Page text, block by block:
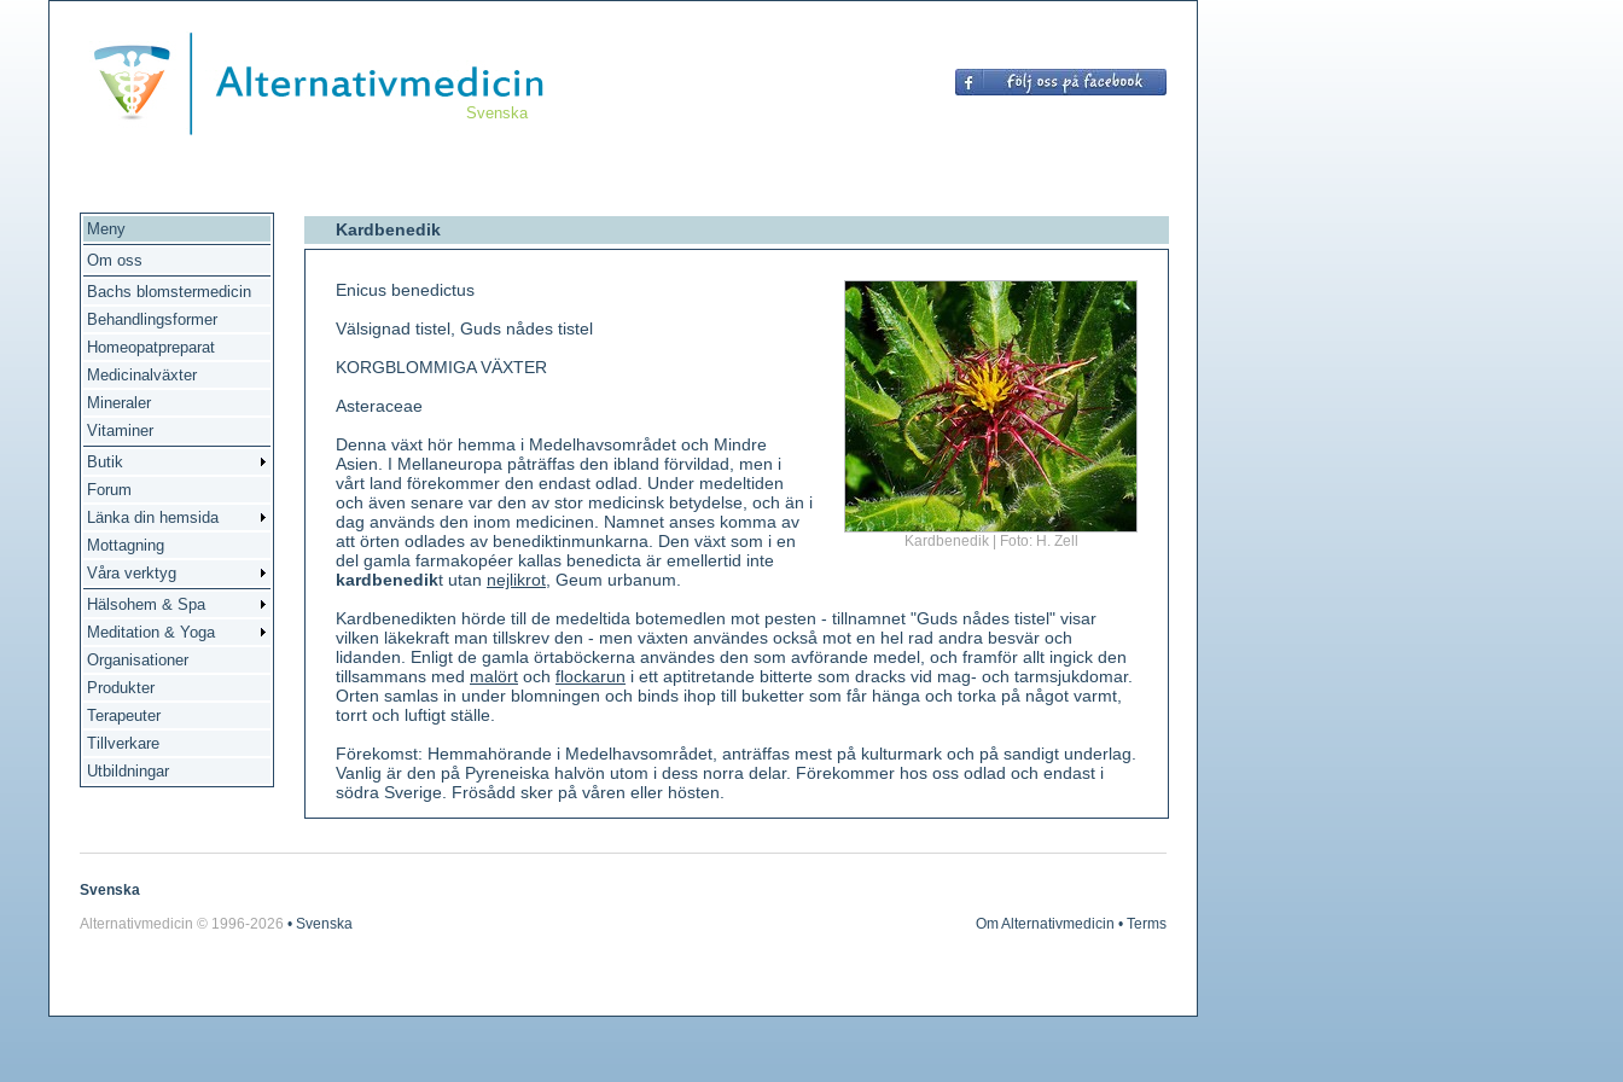
Svenska
Meny
Om oss
Bachs blomstermedicin
Behandlingsformer
Homeopatpreparat
Medicinalväxter
Mineraler
Vitaminer
Butik
Forum
Länka din hemsida
Mottagning
Våra verktyg
Hälsohem & Spa
Meditation & Yoga
Organisationer
Produkter
Terapeuter
Tillverkare
Utbildningar
Kardbenedik
Kardbenedik | Foto: H. Zell
Enicus benedictus
Välsignad tistel, Guds nådes tistel
KORGBLOMMIGA VÄXTER
Asteraceae
Denna växt hör hemma i Medelhavsområdet och Mindre
Asien. I Mellaneuropa påträffas den ibland förvildad, men i
vårt land förekommer den endast odlad. Under medeltiden
och även senare var den av stor medicinsk betydelse, och än i
dag används den inom medicinen. Namnet anses komma av
att örten odlades av benediktinmunkarna. Den växt som i en
del gamla farmakopéer kallas benedicta är emellertid inte
kardbenedikt utan nejlikrot , Geum urbanum.
Kardbenedikten hörde till de medeltida botemedlen mot pesten - tillnamnet "Guds nådes tistel" visar
vilken läkekraft man tillskrev den - men växten användes också mot en hel rad andra besvär och
lidanden. Enligt de gamla örtaböckerna användes den som avförande medel, och framför allt ingick den
tillsammans med malört och flockarun i ett aptitretande bitterte som dracks vid mag- och tarmsjukdomar.
Orten samlas in under blomningen och binds ihop till buketter som får hänga och torka på något varmt,
torrt och luftigt ställe.
Förekomst: Hemmahörande i Medelhavsområdet, anträffas mest på kulturmark och på sandigt underlag.
Vanlig är den på Pyreneiska halvön utom i dess norra delar. Förekommer hos oss odlad och endast i
södra Sverige. Frösådd sker på våren eller hösten.
har ofta röda strimmor. Blad Ijusgröna, lansettlika, parflikiga med vita nerver. Bladen har taggar i kanten
Använda växtdelar: Blommande grenspetsar
Svenska
Alternativmedicin © 1996-2026 • Svenska Om Alternativmedicin • Terms